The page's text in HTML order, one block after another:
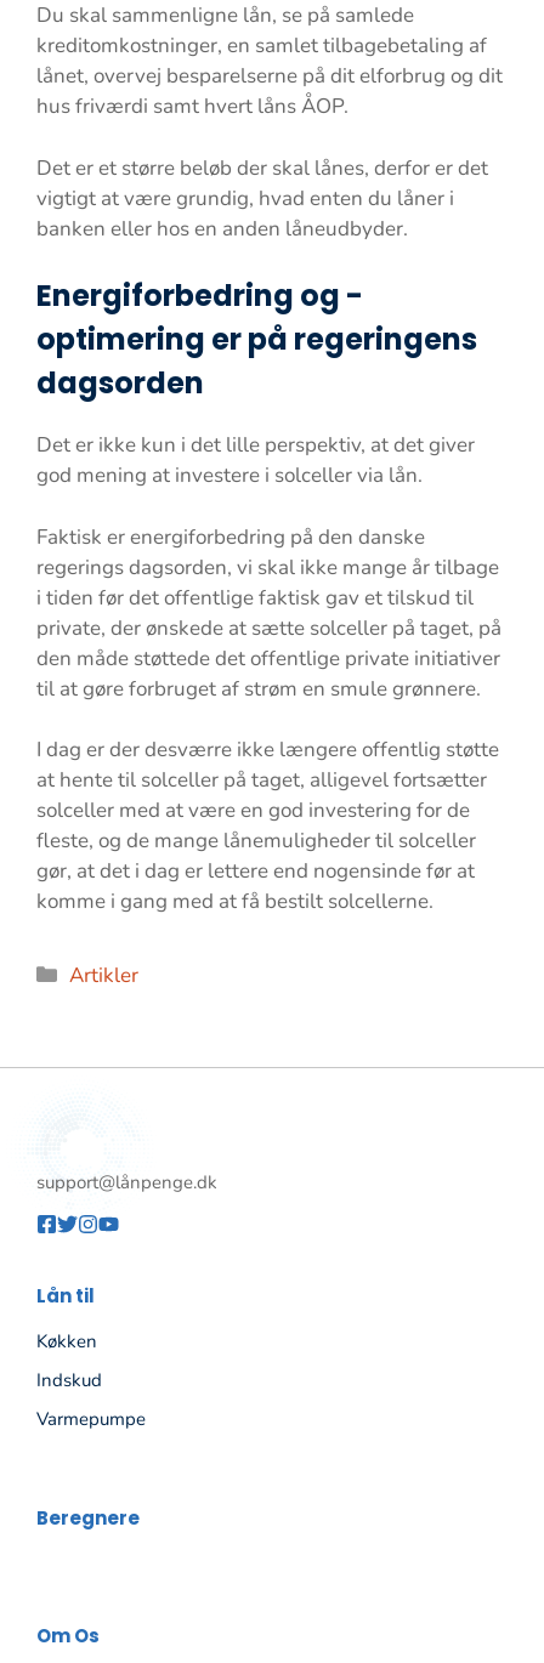
Du skal sammenligne lån, se på samlede
kreditomkostninger, en samlet tilbagebetaling af
lånet, overvej besparelserne på dit elforbrug og dit
hus friværdi samt hvert låns ÅOP.
Det er et større beløb der skal lånes, derfor er det
vigtigt at være grundig, hvad enten du låner i
banken eller hos en anden låneudbyder.
Energiforbedring og -
optimering er på regeringens
dagsorden
Det er ikke kun i det lille perspektiv, at det giver
god mening at investere i solceller via lån.
Faktisk er energiforbedring på den danske
regerings dagsorden, vi skal ikke mange år tilbage
i tiden før det offentlige faktisk gav et tilskud til
private, der ønskede at sætte solceller på taget, på
den måde støttede det offentlige private initiativer
til at gøre forbruget af strøm en smule grønnere.
I dag er der desværre ikke længere offentlig støtte
at hente til solceller på taget, alligevel fortsætter
solceller med at være en god investering for de
fleste, og de mange lånemuligheder til solceller
gør, at det i dag er lettere end nogensinde før at
komme i gang med at få bestilt solcellerne.
Kategorier
Artikler
support@lånpenge.dk
Lån til
Køkken
Indskud
Varmepumpe
Beregnere
Om Os